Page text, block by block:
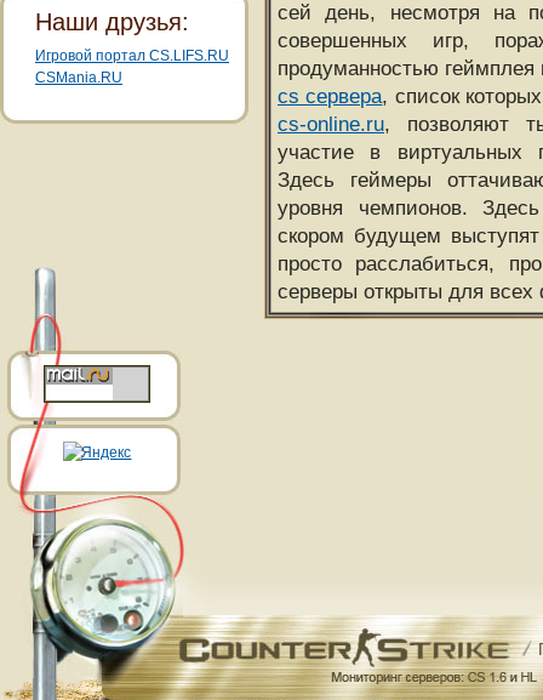
сей день, несмотря на
совершенных игр,
продуманностью
cs сервера, список
cs-online.ru, позволяют
участие в виртуальных
Здесь геймеры
уровня чемпионов.
скором будущем
просто расслабиться,
серверы открыты для всех
Наши друзья:
Игровой портал CS.LIFS.RU
CSMania.RU